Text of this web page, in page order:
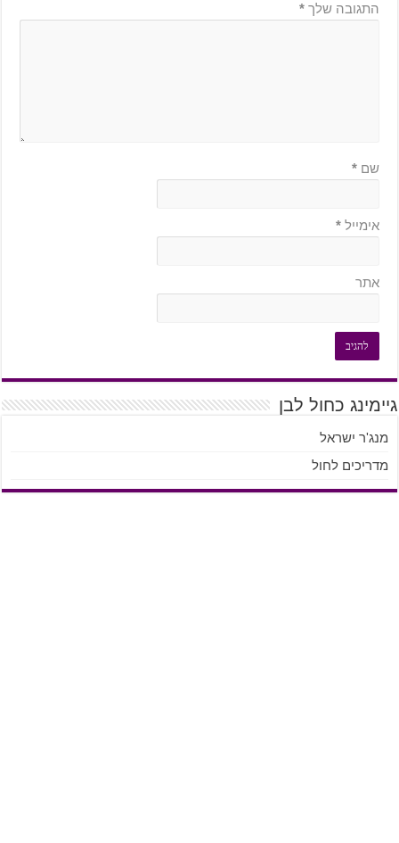
התגובה שלך *
שם *
אימייל *
אתר
גיימינג כחול לבן
מנג'ר ישראל
מדריכים לחול